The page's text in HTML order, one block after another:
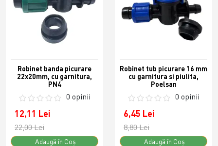
Robinet banda picurare
22x20mm, cu garnitura,
PN4
0 opinii
12,11 Lei
22,00 Lei
Adaugă în Coş
Robinet tub picurare 16 mm
cu garnitura si piulita,
Poelsan
0 opinii
6,45 Lei
8,80 Lei
Adaugă în Coş